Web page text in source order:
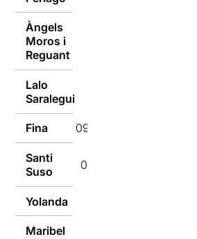
Àngels
Moros i
Reguant
Lalo
Saralegui
Fina 09/01/2017
Santi
Suso
09/01/2017
Yolanda
Maribel